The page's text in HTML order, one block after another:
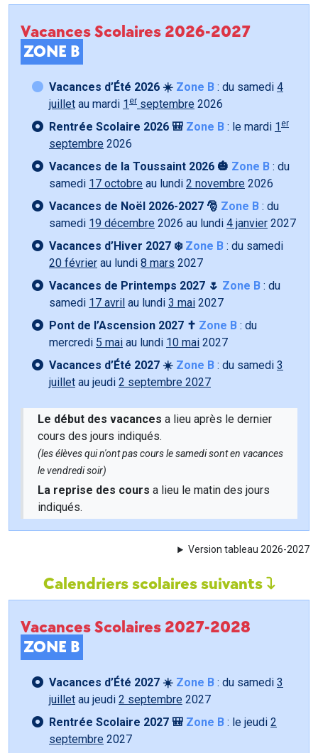
Vacances Scolaires 2026-2027
ZONE B
Vacances d’Été 2026 ☀️ Zone B : du samedi 4
juillet au mardi 1 er septembre 2026
Rentrée Scolaire 2026 🎒 Zone B : le mardi 1 er
septembre 2026
Vacances de la Toussaint 2026 🎃 Zone B : du
samedi 17 octobre au lundi 2 novembre 2026
Vacances de Noël 2026-2027 🎅 Zone B : du
samedi 19 décembre 2026 au lundi 4 janvier 2027
Vacances d’Hiver 2027 ❄️ Zone B : du samedi
20 février au lundi 8 mars 2027
Vacances de Printemps 2027 🌷 Zone B : du
samedi 17 avril au lundi 3 mai 2027
Pont de l’Ascension 2027 ✝️ Zone B : du
mercredi 5 mai au lundi 10 mai 2027
Vacances d’Été 2027 ☀️ Zone B : du samedi 3
juillet au jeudi 2 septembre 2027
Le début des vacances a lieu après le dernier
cours des jours indiqués.
(les élèves qui n'ont pas cours le samedi sont en vacances
le vendredi soir)
La reprise des cours a lieu le matin des jours
indiqués.
Version tableau 2026-2027
Calendriers scolaires suivants
Vacances Scolaires 2027-2028
ZONE B
Vacances d’Été 2027 ☀️ Zone B : du samedi 3
juillet au jeudi 2 septembre 2027
Rentrée Scolaire 2027 🎒 Zone B : le jeudi 2
septembre 2027